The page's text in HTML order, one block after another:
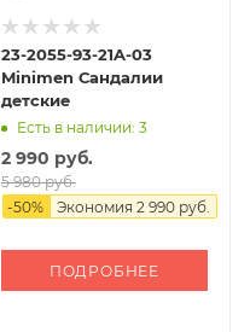
23-2055-93-21A-03
Minimen Сандалии
детские
Есть в наличии: 3
2 990 руб.
5 980 руб.
-50% Экономия 2 990 руб.
ПОДРОБНЕЕ